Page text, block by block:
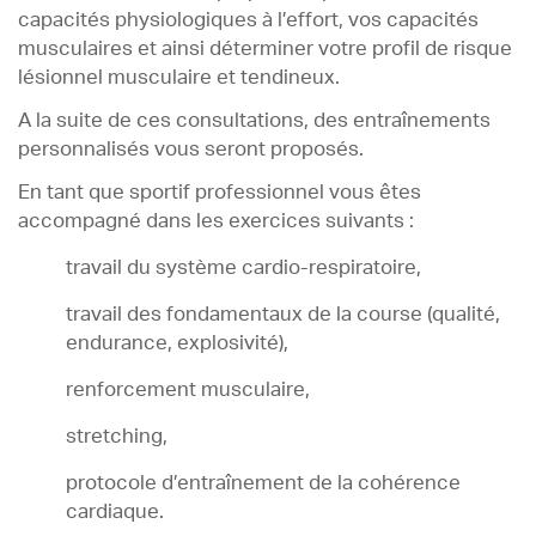
capacités physiologiques à l’effort, vos capacités
musculaires et ainsi déterminer votre profil de risque
lésionnel musculaire et tendineux.
A la suite de ces consultations, des entraînements
personnalisés vous seront proposés.
En tant que sportif professionnel vous êtes
accompagné dans les exercices suivants :
travail du système cardio-respiratoire,
travail des fondamentaux de la course (qualité,
endurance, explosivité),
renforcement musculaire,
stretching,
protocole d’entraînement de la cohérence
cardiaque.